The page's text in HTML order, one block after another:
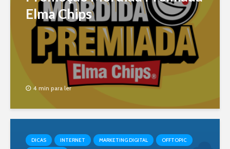
Elma Chips
4 min para ler
DICAS INTERNET MARKETING DIGITAL
OFFTOPIC